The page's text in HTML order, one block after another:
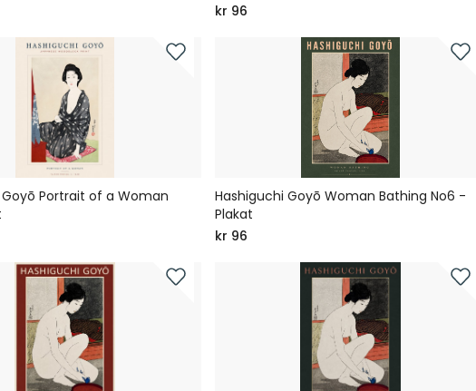
kr 96
Portrait of a Woman
Hashiguchi Goyō Woman Bathing No6 -
Plakat
kr 96